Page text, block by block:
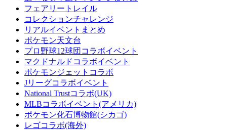
フェアリートレイル
コレクションチャレンジ
リアルイベントまとめ
ポケモン天文台
プロ野球12球団コラボイベント
マクドナルドコラボイベント
ポケモンジェットコラボ
Jリーグコラボイベント
National Trustコラボ(UK)
MLBコラボイベント(アメリカ)
ポケモン化石博物館(シカゴ)
レゴコラボ(海外)